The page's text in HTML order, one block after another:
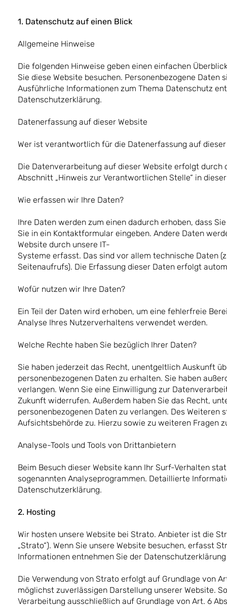
1. Datenschutz auf einen Blick
Allgemeine Hinweise
Die folgenden Hinweise geben einen einfachen
Sie diese Website besuchen. Personenbezogene
Ausführliche Informationen zum Thema Datenschutz
Datenschutzerklärung.
Datenerfassung auf dieser Website
Wer ist verantwortlich für die Datenerfassung auf dieser
Die Datenverarbeitung auf dieser Website erfolgt durch
Abschnitt „Hinweis zur Verantwortlichen Stelle“ in
Wie erfassen wir Ihre Daten?
Ihre Daten werden zum einen dadurch erhoben, dass
Sie in ein Kontaktformular eingeben. Andere Daten
Website durch unsere IT-
Systeme erfasst. Das sind vor allem technische Daten
Seitenaufrufs). Die Erfassung dieser Daten erfolgt
Wofür nutzen wir Ihre Daten?
Ein Teil der Daten wird erhoben, um eine fehlerfreie
Analyse Ihres Nutzerverhaltens verwendet werden.
Welche Rechte haben Sie bezüglich Ihrer Daten?
Sie haben jederzeit das Recht, unentgeltlich Auskunft
personenbezogenen Daten zu erhalten. Sie haben
verlangen. Wenn Sie eine Einwilligung zur
Zukunft widerrufen. Außerdem haben Sie das Recht,
personenbezogenen Daten zu verlangen. Des
Aufsichtsbehörde zu. Hierzu sowie zu weiteren Fragen
Analyse-Tools und Tools von Drittanbietern
Beim Besuch dieser Website kann Ihr Surf-Verhalten
sogenannten Analyseprogrammen. Detaillierte
Datenschutzerklärung.
2. Hosting
Wir hosten unsere Website bei Strato. Anbieter ist die
„Strato“). Wenn Sie unsere Website besuchen, erfasst
Informationen entnehmen Sie der
Die Verwendung von Strato erfolgt auf Grundlage von
möglichst zuverlässigen Darstellung unserer Website.
Verarbeitung ausschließlich auf Grundlage von Art. 6